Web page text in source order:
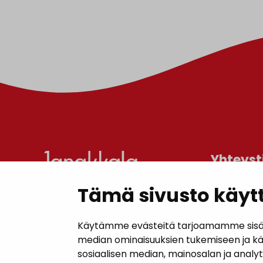
Tämä sivusto
Käytämme evästeitä tarjoamamme
median ominaisuuksien tukemiseen ja
sosiaalisen median, mainosalan ja
Juttilantie
Puh. 050